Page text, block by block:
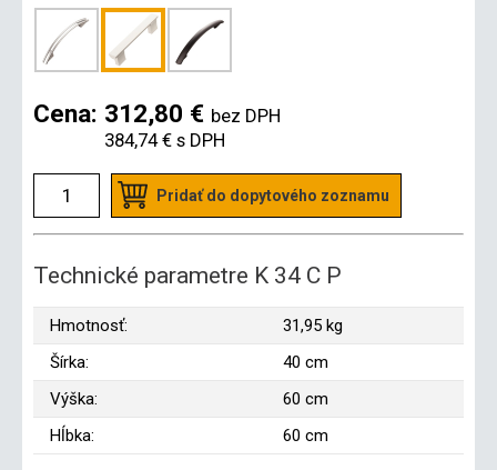
Cena: 312,80 € bez DPH
384,74 € s DPH
Pridať do dopytového zoznamu
Technické parametre K 34 C P
Hmotnosť:
31,95 kg
Šírka:
40 cm
Výška:
60 cm
Hĺbka:
60 cm